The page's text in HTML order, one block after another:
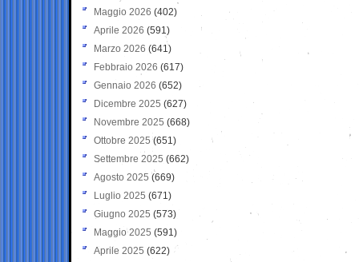
Maggio 2026 (402)
Aprile 2026 (591)
Marzo 2026 (641)
Febbraio 2026 (617)
Gennaio 2026 (652)
Dicembre 2025 (627)
Novembre 2025 (668)
Ottobre 2025 (651)
Settembre 2025 (662)
Agosto 2025 (669)
Luglio 2025 (671)
Giugno 2025 (573)
Maggio 2025 (591)
Aprile 2025 (622)